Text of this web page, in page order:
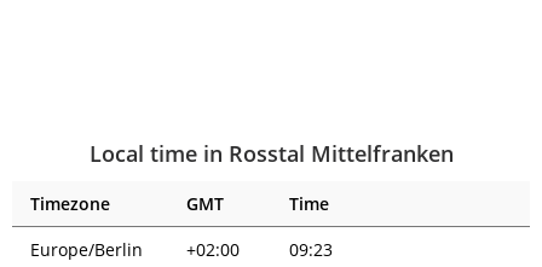
Local time in Rosstal Mittelfranken
Timezone GMT
Time
Europe/Berlin
+02:00 09:24